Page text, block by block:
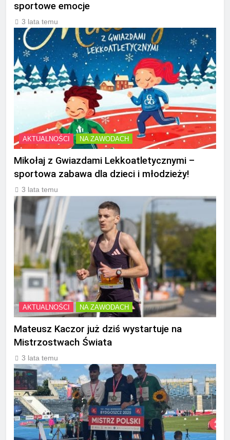
sportowe emocje
3 lata temu
AKTUALNOŚCI NA ZAWODACH
Mikołaj z Gwiazdami Lekkoatletycznymi –
sportowa zabawa dla dzieci i młodzieży!
3 lata temu
AKTUALNOŚCI NA ZAWODACH
Mateusz Kaczor już dziś wystartuje na
Mistrzostwach Świata
3 lata temu